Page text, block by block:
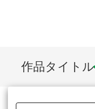
作品タイトル